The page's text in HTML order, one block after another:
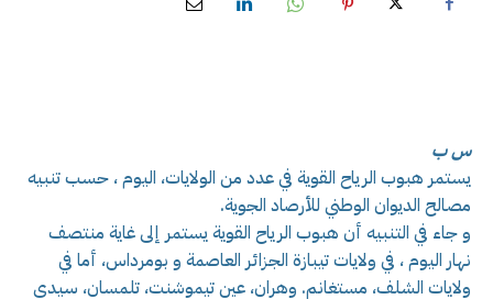
س ب
يستمر هبوب الرياح القوية في عدد من الولايات، اليوم ، حسب تنبيه
مصالح الديوان الوطني للأرصاد الجوية.
و جاء في التنبيه أن هبوب الرياح القوية يستمر إلى غاية منتصف
نهار اليوم ، في ولايات تيبازة الجزائر العاصمة و بومرداس، أما في
ولايات الشلف، مستغانم. وهران، عين تيموشنت، تلمسان، سيدي